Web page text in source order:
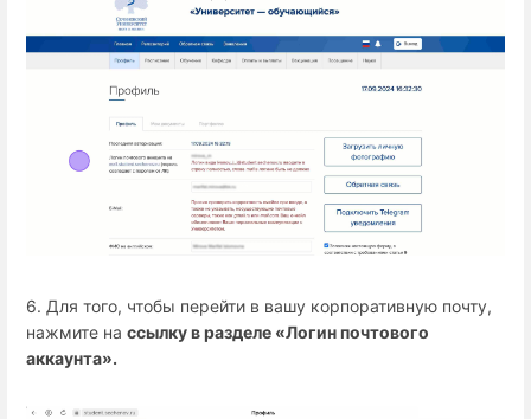
6. Для того, чтобы перейти в вашу корпоративную почту,
нажмите на ссылку в разделе «Логин почтового
аккаунта».